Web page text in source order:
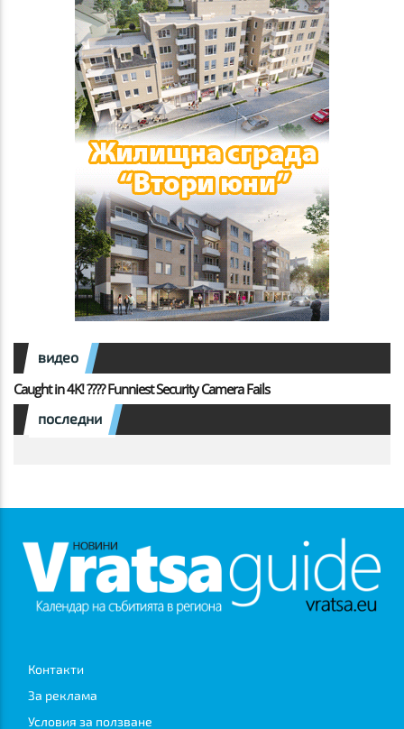
видео
Caught in 4K! ???? Funniest Security Camera Fails
последни
Контакти
За реклама
Условия за ползване